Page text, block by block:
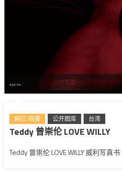
网红/网黄 公开图库 台湾
Teddy 曾崇伦 LOVE WILLY
Teddy 曾崇伦 LOVE WILLY 威利写真书